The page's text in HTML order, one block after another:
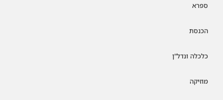
ספרא
הכנסת
כלכלה ונדל"ן
מוזיקה